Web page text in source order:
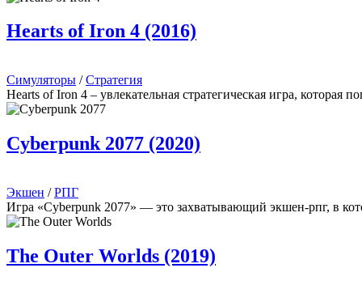
Hearts of Iron 4 (2016)
Симуляторы /Стратегия
Hearts of Iron 4 – увлекательная стратегическая игра, которая
Cyberpunk 2077 (2020)
Экшен /РПГ
Игра «Cyberpunk 2077» — это захватывающий экшен-рпг, в
The Outer Worlds (2019)